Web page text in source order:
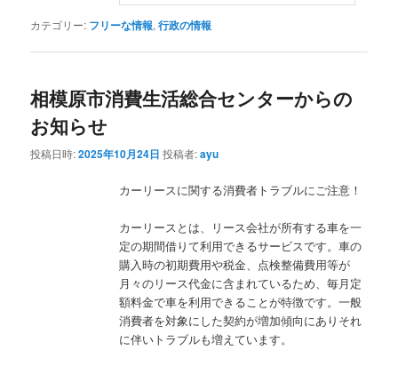
カテゴリー: フリーな情報,行政の情報
相模原市消費生活総合センターからの
お知らせ
投稿日時:2025年10月24日 投稿者:ayu
カーリースに関する消費者トラブルにご注意！
カーリースとは、リース会社が所有する車を一
定の期間借りて利用できるサービスです。車の
購入時の初期費用や税金、点検整備費用等が
月々のリース代金に含まれているため、毎月定
額料金で車を利用できることが特徴です。一般
消費者を対象にした契約が増加傾向にありそれ
に伴いトラブルも増えています。